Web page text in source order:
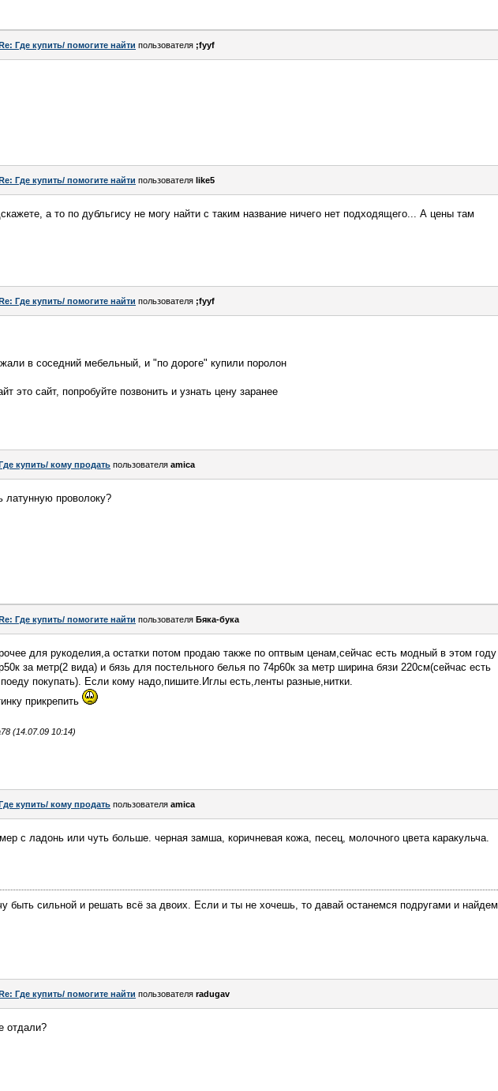
Где купить/ помогите найти пользователя ;fyyf
Где купить/ помогите найти пользователя like5
а то по дубльгису не могу найти с таким название ничего нет подходящего... А цены там
Где купить/ помогите найти пользователя ;fyyf
в соседний мебельный, и "по дороге" купили поролон
это сайт, попробуйте позвонить и узнать цену заранее
купить/ кому продать пользователя amica
латунную проволоку?
Где купить/ помогите найти пользователя Бяка-бука
для рукоделия,а остатки потом продаю также по оптвым ценам,сейчас есть модный в этом году
за метр(2 вида) и бязь для постельного белья по 74р60к за метр ширина бязи 220см(сейчас есть
покупать). Если кому надо,пишите.Иглы есть,ленты разные,нитки.
прикрепить
(14.07.09 10:14)
купить/ кому продать пользователя amica
с ладонь или чуть больше. черная замша, коричневая кожа, песец, молочного цвета каракульча.
быть сильной и решать всё за двоих. Если и ты не хочешь, то давай останемся подругами и найдем
Где купить/ помогите найти пользователя radugav
отдали?